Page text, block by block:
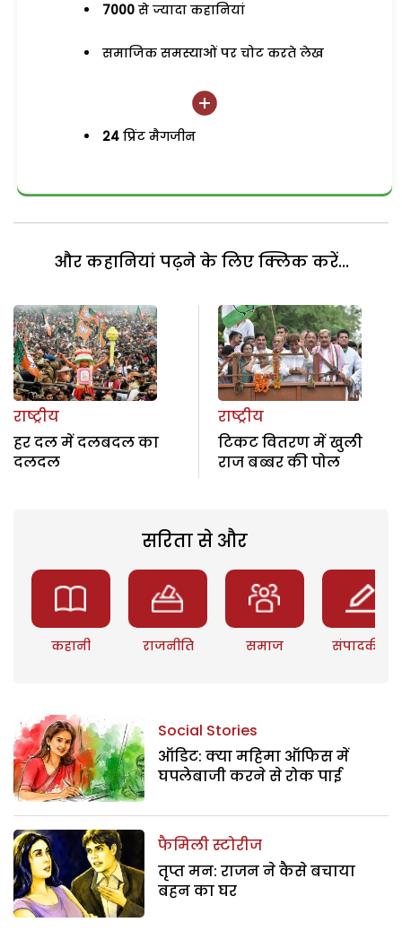
7000 से ज्यादा कहानियां
समाजिक समस्याओं पर चोट करते लेख
24 प्रिंट मैगजीन
और कहानियां पढ़ने के लिए क्लिक करें...
राष्ट्रीय
हर दल में दलबदल का
दलदल
राष्ट्रीय
टिकट वितरण में खुली
राज बब्बर की पोल
सरिता से और
कहानी राजनीति समाज संपादकीय
Social Stories
ऑडिट: क्या महिमा ऑफिस में
घपलेबाजी करने से रोक पाई
फैमिली स्टोरीज
तृप्त मन: राजन ने कैसे बचाया
बहन का घर